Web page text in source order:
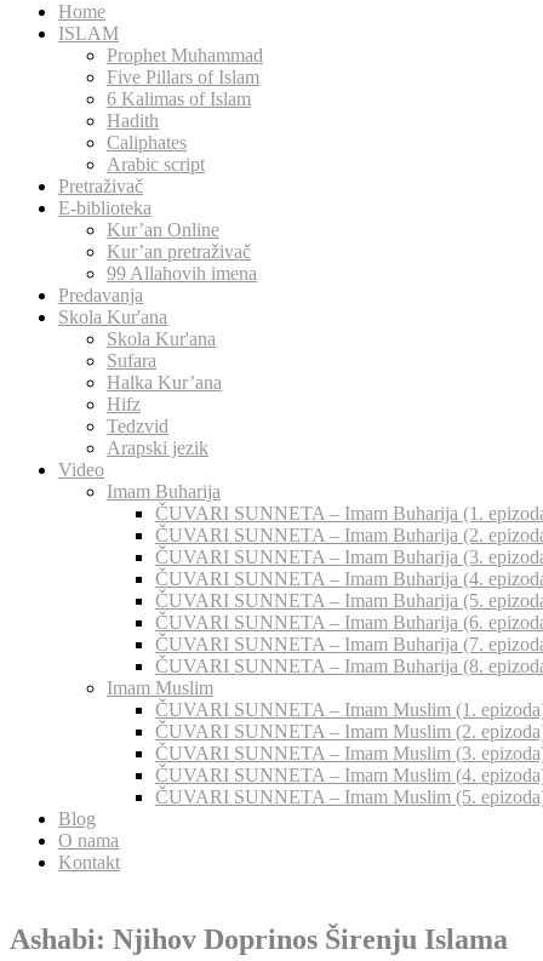
Home
ISLAM
Prophet Muhammad
Five Pillars of Islam
6 Kalimas of Islam
Hadith
Caliphates
Arabic script
Pretraživač
E-biblioteka
Kur’an Online
Kur’an pretraživač
99 Allahovih imena
Predavanja
Skola Kur'ana
Skola Kur'ana
Sufara
Halka Kur’ana
Hifz
Tedzvid
Arapski jezik
Video
Imam Buharija
ČUVARI SUNNETA – Imam Buharija (1.
ČUVARI SUNNETA – Imam Buharija (2.
ČUVARI SUNNETA – Imam Buharija (3.
ČUVARI SUNNETA – Imam Buharija (4.
ČUVARI SUNNETA – Imam Buharija (5.
ČUVARI SUNNETA – Imam Buharija (6.
ČUVARI SUNNETA – Imam Buharija (7.
ČUVARI SUNNETA – Imam Buharija (8.
Imam Muslim
ČUVARI SUNNETA – Imam Muslim (1.
ČUVARI SUNNETA – Imam Muslim (2.
ČUVARI SUNNETA – Imam Muslim (3.
ČUVARI SUNNETA – Imam Muslim (4.
ČUVARI SUNNETA – Imam Muslim (5.
Blog
O nama
Kontakt
Ashabi: Njihov Doprinos Širenju Islama